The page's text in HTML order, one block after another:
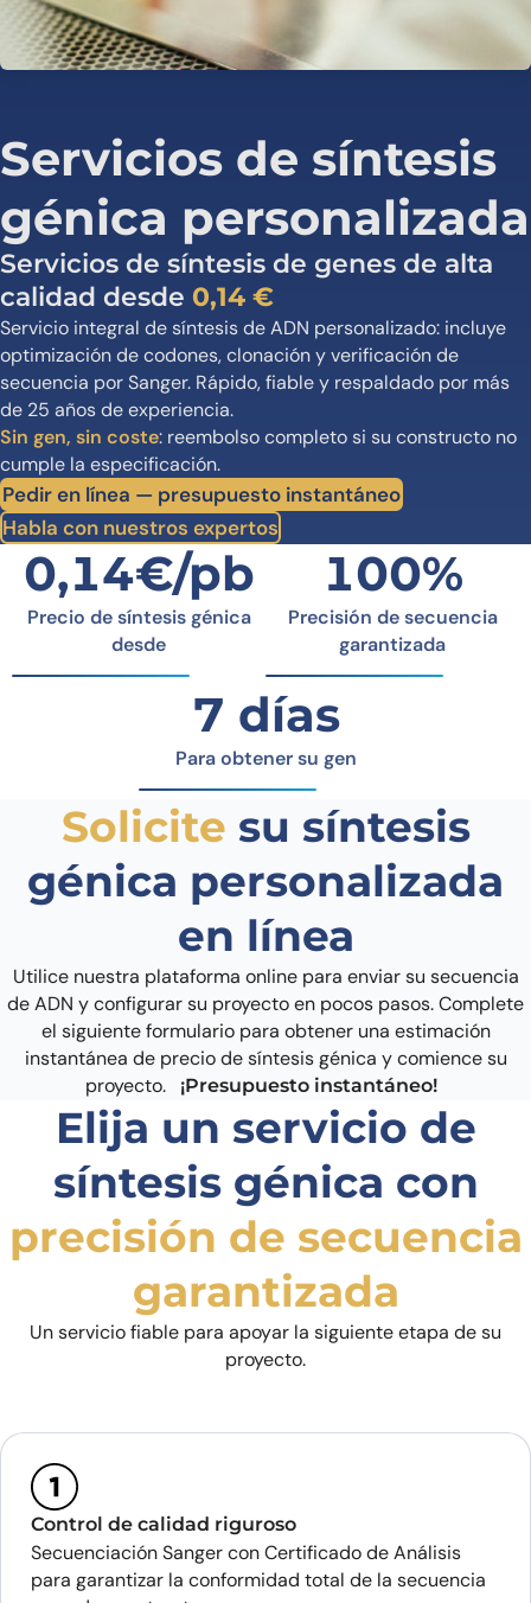
Servicios de síntesis
génica personalizada
Servicios de síntesis de genes de alta
calidad desde 0,14 €
Servicio integral de síntesis de ADN personalizado: incluye
optimización de codones, clonación y verificación de
secuencia por Sanger. Rápido, fiable y respaldado por más
de 25 años de experiencia.
Sin gen, sin coste: reembolso completo si su constructo no
cumple la especificación.
Pedir en línea — presupuesto instantáneo
Habla con nuestros expertos
0,14€/pb
Precio de síntesis génica
desde
100%
Precisión de secuencia
garantizada
7 días
Para obtener su gen
Solicite su síntesis
génica personalizada
en línea
Utilice nuestra plataforma online para enviar su secuencia
de ADN y configurar su proyecto en pocos pasos.Complete
el siguiente formulario para obtener una estimación
instantánea de precio de síntesis génica y comience su
proyecto.
¡Presupuesto instantáneo!
Elija un servicio de
síntesis génica con
precisión de secuencia
garantizada
Un servicio fiable para apoyar la siguiente etapa de su
proyecto.
Control de calidad riguroso
Secuenciación Sanger con Certificado de Análisis
para garantizar la conformidad total de la secuencia